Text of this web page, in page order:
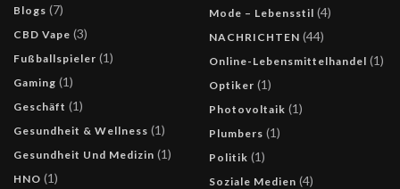
Blogs (7)
CBD Vape (3)
Fußballspieler (1)
Gaming (1)
Geschäft (1)
Gesundheit & Wellness (1)
Gesundheit Und Medizin (1)
HNO (1)
Mode – Lebensstil (4)
NACHRICHTEN (44)
Online-Lebensmittelhandel (1)
Optiker (1)
Photovoltaik (1)
Plumbers (1)
Politik (1)
Soziale Medien (4)